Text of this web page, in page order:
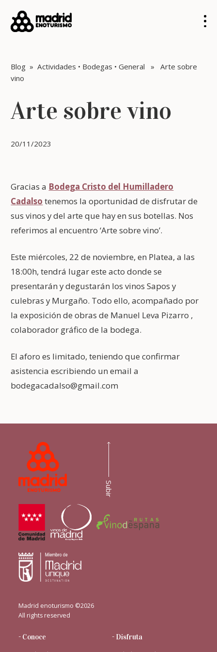
Blog »Actividades • Bodegas •General » Arte sobre
vino
Arte sobre vino
20/11/2023
Gracias a Bodega Cristo del Humilladero
Cadalso tenemos la oportunidad de disfrutar de
sus vinos y del arte que hay en sus botellas. Nos
referimos al encuentro ‘Arte sobre vino’.
Este miércoles, 22 de noviembre, en Platea, a las
18:00h, tendrá lugar este acto donde se
presentarán y degustarán los vinos Sapos y
culebras y Murgaño. Todo ello, acompañado por
la exposición de obras de Manuel Leva Pizarro ,
colaborador gráfico de la bodega.
El aforo es limitado, teniendo que confirmar
asistencia escribiendo un email a
bodegacadalso@gmail.com
Madrid enoturismo ©2026
All rights reserved
- Conoce - Disfruta
Subir